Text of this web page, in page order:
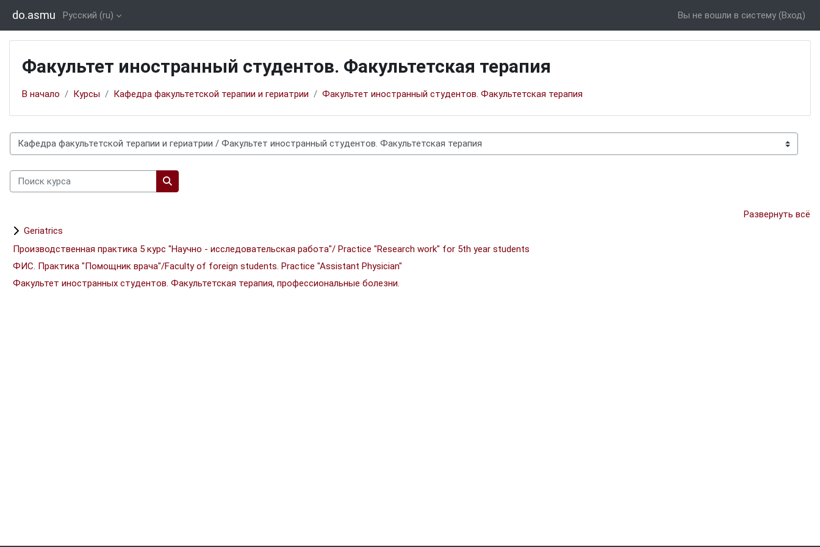
do.asmu Русский ‎(ru)‎ Вы не вошли в систему (Вход)
Факультет иностранный студентов. Факультетская терапия
В начало Курсы Кафедра факультетской терапии и гериатрии Факультет иностранный студентов. Факультетская терапия
Категории курсов
Поиск курса
Поиск курса
Развернуть всё
Geriatrics
Производственная практика 5 курс "Научно - исследовательская работа"/ Practice "Research work" for 5th year students
ФИС. Практика "Помощник врача"/Faculty of foreign students. Practice "Assistant Physician"
Факультет иностранных студентов. Факультетская терапия, профессиональные болезни.